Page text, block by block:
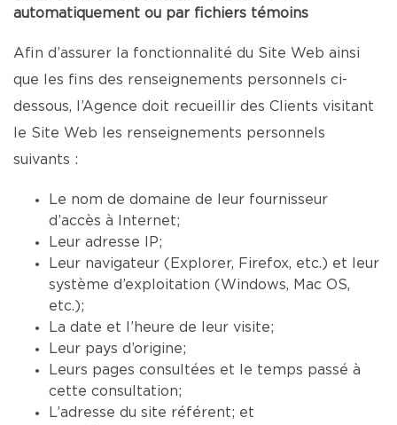
automatiquement ou par fichiers témoins
Afin d’assurer la fonctionnalité du Site Web ainsi
que les fins des renseignements personnels ci-
dessous, l’Agence doit recueillir des Clients visitant
le Site Web les renseignements personnels
suivants :
Le nom de domaine de leur fournisseur
d’accès à Internet;
Leur adresse IP;
Leur navigateur (Explorer, Firefox, etc.) et leur
système d’exploitation (Windows, Mac OS,
etc.);
La date et l’heure de leur visite;
Leur pays d’origine;
Leurs pages consultées et le temps passé à
cette consultation;
L’adresse du site référent; et